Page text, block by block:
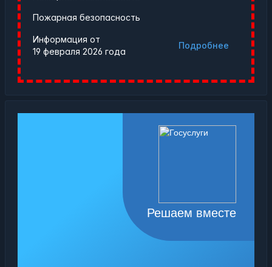
Пожарная безопасность
Подробнее
Информация от
19 февраля 2026 года
Решаем вместе